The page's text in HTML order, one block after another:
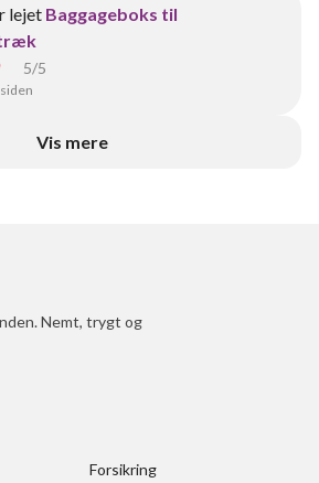
lejet Baggageboks til
5/5
Vis mere
Nemt, trygt og
Forsikring